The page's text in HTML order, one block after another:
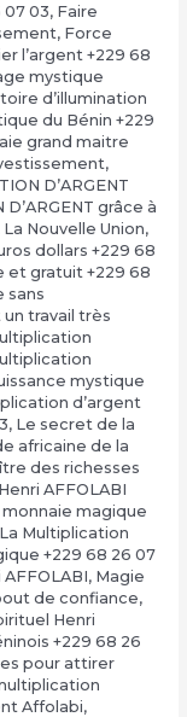
07 03, Faire
, Force
l’argent +229 68
mystique
d’illumination
du Bénin +229
grand maitre
,
D’ARGENT
D’ARGENT grâce à
Nouvelle Union,
dollars +229 68
et gratuit +229 68
sans
travail très
mystique
d’argent
, Le secret de la
africaine de la
des richesses
AFFOLABI
magique
Multiplication
+229 68 26 07
, Magie
de confiance,
Henri
+229 68 26
pour attirer
Affolabi,